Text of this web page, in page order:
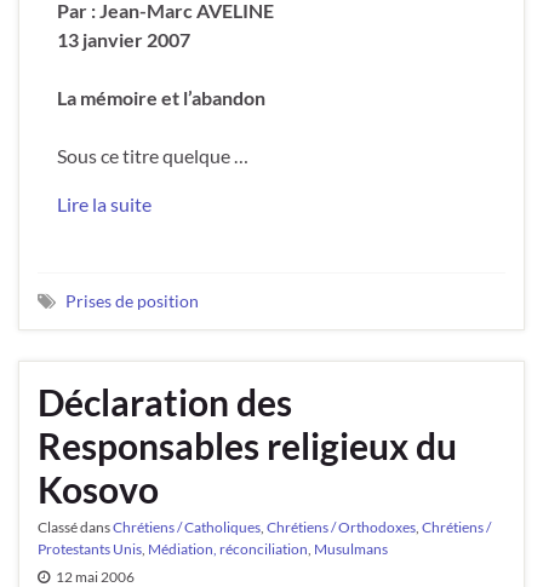
Par : Jean-Marc AVELINE
13 janvier 2007
La mémoire et l’abandon
Sous ce titre quelque …
Lire la suite
Prises de position
Déclaration des
Responsables religieux du
Kosovo
Classé dansChrétiens / Catholiques Chrétiens / Orthodoxes Chrétiens /
Protestants Unis Médiation, réconciliation Musulmans
12 mai 2006